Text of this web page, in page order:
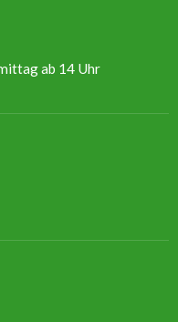
ab 14 Uhr